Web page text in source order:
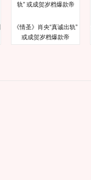
《情圣》肖央“真诚出轨”
或成贺岁档爆款帝